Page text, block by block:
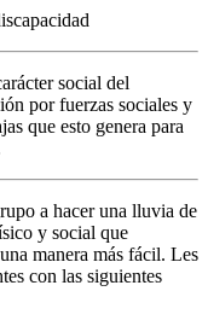
social del
por fuerzas sociales y
que esto genera para
a hacer una lluvia de
y social que
manera más fácil. Les
con las siguientes